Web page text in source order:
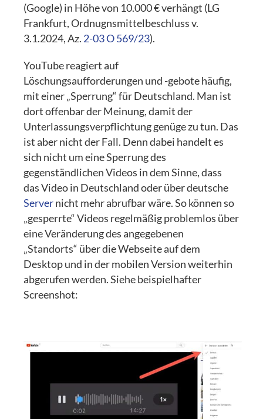
(Google) in Höhe von 10.000 € verhängt (LG
Frankfurt, Ordnugnsmittelbeschluss v.
3.1.2024, Az. 2-03 O 569/23).
YouTubereagiert auf
Löschungsaufforderungen und -gebote häufig,
mit einer „Sperrung“ für Deutschland. Man ist
dort offenbar der Meinung, damit der
Unterlassungsverpflichtung genüge zu tun. Das
ist aber nicht der Fall. Denn dabei handelt es
sich nicht um eine Sperrung des
gegenständlichen Videos in dem Sinne, dass
das Video in Deutschland oder über deutsche
Servernicht mehr abrufbar wäre. So können so
„gesperrte“ Videos regelmäßig problemlos über
eine Veränderung des angegebenen
„Standorts“ über die Webseite auf dem
Desktop und in der mobilen Version weiterhin
abgerufen werden. Siehe beispielhafter
Screenshot: